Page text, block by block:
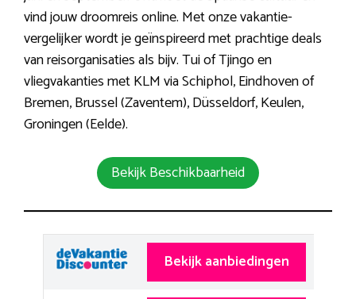
vind jouw droomreis online. Met onze vakantie-
vergelijker wordt je geïnspireerd met prachtige deals
van reisorganisaties als bijv. Tui of Tjingo en
vliegvakanties met KLM via Schiphol, Eindhoven of
Bremen, Brussel (Zaventem), Düsseldorf, Keulen,
Groningen (Eelde).
Bekijk Beschikbaarheid
Bekijk aanbiedingen